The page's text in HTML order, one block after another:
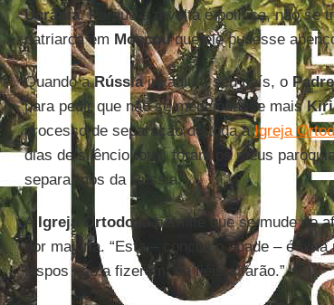
Ucrânia. Porque a revolta é política, não se
patriarca em Moscouque ele pudesse
Quando aRússiainvadiu o seu país, o
para pedir que não se mencionasse mais
processo de separação de toda aIgreja
dias de silêncio total, foram os meus
separarmos da Rússia.”
A Igreja Ortodoxapermite que se mude de
por maioria. “Esta – conclui o abade – é
bispos não a fizerem, os fiéis a farão.”